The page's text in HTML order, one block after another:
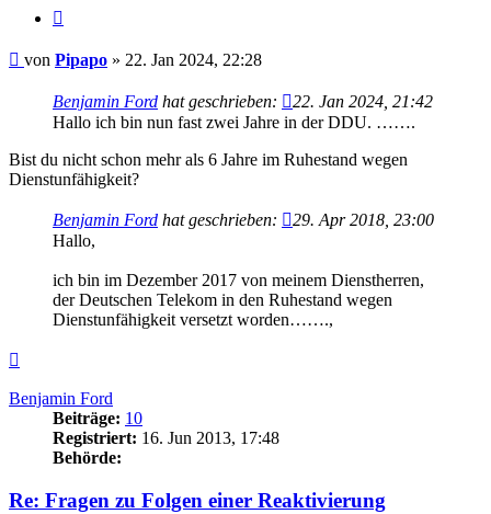
Beitrag
von Pipapo » 22. Jan 2024, 22:28
Benjamin Ford hat geschrieben:
22. Jan 2024, 21:42
Hallo ich bin nun fast zwei Jahre in der DDU. …….
Bist du nicht schon mehr als 6 Jahre im Ruhestand wegen
Dienstunfähigkeit?
Benjamin Ford hat geschrieben:
29. Apr 2018, 23:00
Hallo,
ich bin im Dezember 2017 von meinem Dienstherren,
der Deutschen Telekom in den Ruhestand wegen
Dienstunfähigkeit versetzt worden…….,
Benjamin Ford
Beiträge: 10
Registriert: 16. Jun 2013, 17:48
Behörde:
Re: Fragen zu Folgen einer Reaktivierung